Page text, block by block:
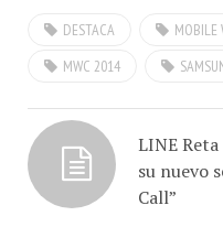
LINE
su nuevo
Call”